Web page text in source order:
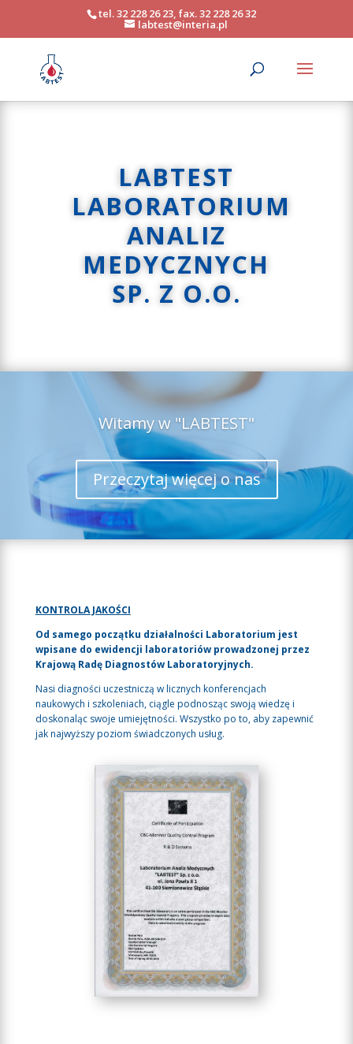
tel. 32 228 26 23, fax. 32 228 26 32
labtest@interia.pl
LABTEST
LABORATORIUM
ANALIZ
MEDYCZNYCH
SP. Z O.O.
Witamy w "LABTEST"
Przeczytaj więcej o nas
KONTROLA JAKOŚCI
Od samego początku działalności Laboratorium jest
wpisane do ewidencji laboratoriów prowadzonej przez
Krajową Radę Diagnostów Laboratoryjnych.
Nasi diagności uczestniczą w licznych konferencjach
naukowych i szkoleniach, ciągle podnosząc swoją wiedzę i
doskonaląc swoje umiejętności. Wszystko po to, aby zapewnić
jak najwyższy poziom świadczonych usług.